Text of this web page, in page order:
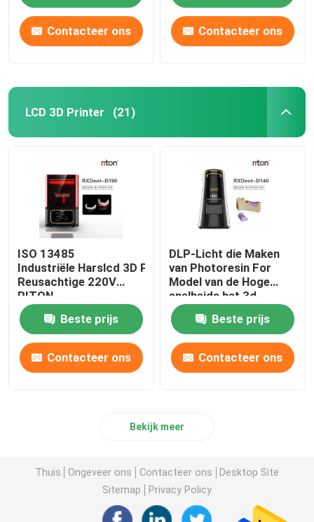
Contacteer ons Contacteer ons
LCD 3D Printer (21)
ISO 13485
Industriële Harslcd 3D Printer Automatische
Reusachtige 220V
RITON
Beste prijs
Contacteer ons
DLP-Licht die Maken
van Photoresin For
Model van de Hoge
snelheids het 3d
Printer genezen
Beste prijs
Contacteer ons
Bekijk meer
Thuis Ongeveer ons Contacteer ons
Desktop Site
Sitemap
Privacy Policy